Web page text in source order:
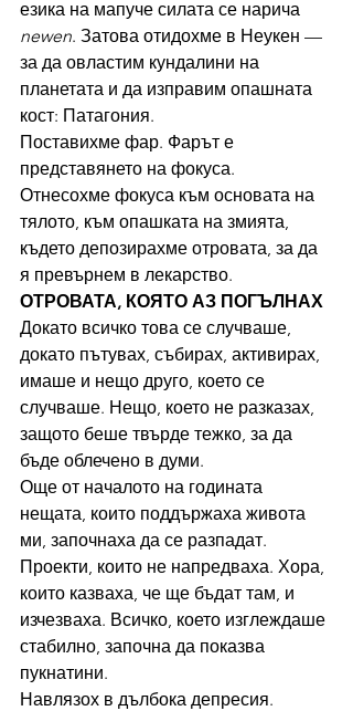
езика на мапуче силата се нарича
newen. Затова отидохме в Неукен —
за да овластим кундалини на
планетата и да изправим опашната
кост: Патагония.
Поставихме фар. Фарът е
представянето на фокуса.
Отнесохме фокуса към основата на
тялото, към опашката на змията,
където депозирахме отровата, за да
я превърнем в лекарство.
ОТРОВАТА, КОЯТО АЗ ПОГЪЛНАХ
Докато всичко това се случваше,
докато пътувах, събирах, активирах,
имаше и нещо друго, което се
случваше. Нещо, което не разказах,
защото беше твърде тежко, за да
бъде облечено в думи.
Още от началото на годината
нещата, които поддържаха живота
ми, започнаха да се разпадат.
Проекти, които не напредваха. Хора,
които казваха, че ще бъдат там, и
изчезваха. Всичко, което изглеждаше
стабилно, започна да показва
пукнатини.
Навлязох в дълбока депресия.